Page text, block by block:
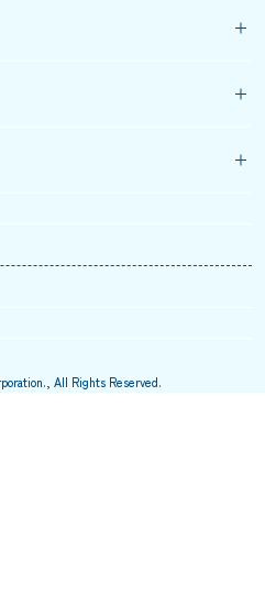
All Rights Reserved.